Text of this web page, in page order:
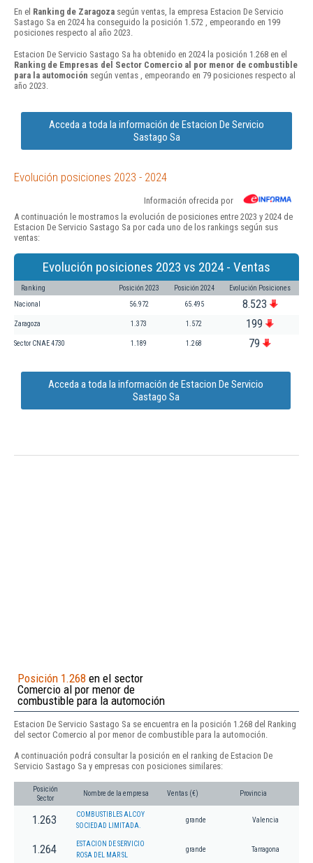
En el Ranking de Zaragoza según ventas, la empresa Estacion De Servicio
Sastago Sa en 2024 ha conseguido la posición 1.572 , empeorando en 199
posiciones respecto al año 2023.
Estacion De Servicio Sastago Sa ha obtenido en 2024 la posición 1.268 en el
Ranking de Empresas del Sector Comercio al por menor de combustible
para la automoción según ventas , empeorando en 79 posiciones respecto al
año 2023.
Acceda a toda la información de Estacion De Servicio
Sastago Sa
Evolución posiciones 2023 - 2024
Información ofrecida por
A continuación le mostramos la evolución de posiciones entre 2023 y 2024 de
Estacion De Servicio Sastago Sa por cada uno de los rankings según sus
ventas:
Evolución posiciones 2023 vs 2024 - Ventas
Ranking Posición 2023 Posición 2024 Evolución Posiciones
Nacional 56.972 65.495 8.523
Zaragoza 1.373 1.572 199
Sector CNAE 4730 1.189 1.268 79
Acceda a toda la información de Estacion De Servicio
Sastago Sa
Posición 1.268 en el sector
Comercio al por menor de
combustible para la automoción
Estacion De Servicio Sastago Sa se encuentra en la posición 1.268 del Ranking
del sector Comercio al por menor de combustible para la automoción.
A continuación podrá consultar la posición en el ranking de Estacion De
Servicio Sastago Sa y empresas con posiciones similares:
Posición
Sector
Nombre de la empresa Ventas (€) Provincia
1.263
COMBUSTIBLES ALCOY
SOCIEDAD LIMITADA.
grande Valencia
1.264
ESTACION DE SERVICIO
ROSA DEL MAR SL
grande Tarragona